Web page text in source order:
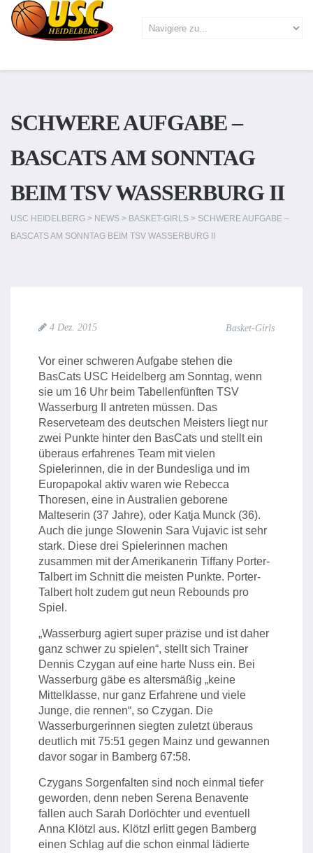
SCHWERE AUFGABE –
BASCATS AM SONNTAG
BEIM TSV WASSERBURG II
USC HEIDELBERG > NEWS > BASKET-GIRLS > SCHWERE AUFGABE –
BASCATS AM SONNTAG BEIM TSV WASSERBURG II
4 Dez. 2015 Basket-Girls
Vor einer schweren Aufgabe stehen die
BasCats USC Heidelberg am Sonntag, wenn
sie um 16 Uhr beim Tabellenfünften TSV
Wasserburg II antreten müssen. Das
Reserveteam des deutschen Meisters liegt nur
zwei Punkte hinter den BasCats und stellt ein
überaus erfahrenes Team mit vielen
Spielerinnen, die in der Bundesliga und im
Europapokal aktiv waren wie Rebecca
Thoresen, eine in Australien geborene
Malteserin (37 Jahre), oder Katja Munck (36).
Auch die junge Slowenin Sara Vujavic ist sehr
stark. Diese drei Spielerinnen machen
zusammen mit der Amerikanerin Tiffany Porter-
Talbert im Schnitt die meisten Punkte. Porter-
Talbert holt zudem gut neun Rebounds pro
Spiel.
„Wasserburg agiert super präzise und ist daher
ganz schwer zu spielen“, stellt sich Trainer
Dennis Czygan auf eine harte Nuss ein. Bei
Wasserburg gäbe es altersmäßig „keine
Mittelklasse, nur ganz Erfahrene und viele
Junge, die rennen“, so Czygan. Die
Wasserburgerinnen siegten zuletzt überaus
deutlich mit 75:51 gegen Mainz und gewannen
davor sogar in Bamberg 67:58.
Czygans Sorgenfalten sind noch einmal tiefer
geworden, denn neben Serena Benavente
fallen auch Sarah Dorlöchter und eventuell
Anna Klötzl aus. Klötzl erlitt gegen Bamberg
einen Schlag auf die schon einmal lädierte